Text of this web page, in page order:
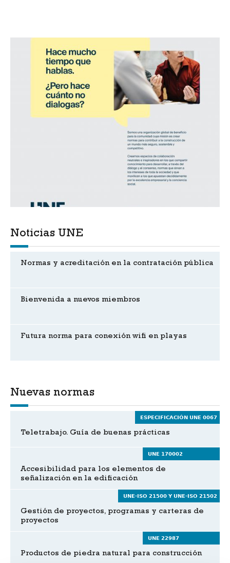
Noticias UNE
Normas y acreditación en la contratación pública
Bienvenida a nuevos miembros
Futura norma para conexión wifi en playas
Nuevas normas
ESPECIFICACIÓN UNE 0067
Teletrabajo. Guía de buenas prácticas
UNE 170002
Accesibilidad para los elementos de
señalización en la edificación
UNE-ISO 21500 Y UNE-ISO 21502
Gestión de proyectos, programas y carteras de
proyectos
UNE 22987
Productos de piedra natural para construcción